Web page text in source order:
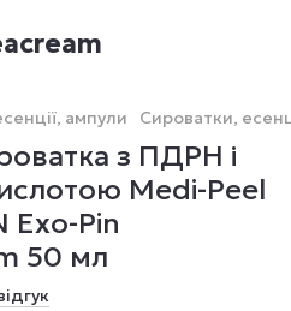
ампули Сироватки,
з ПДРН і
Medi-Peel
Exo-Pin
50 мл